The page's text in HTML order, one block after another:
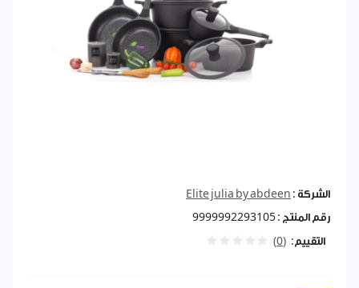
الشركة : Elite julia by abdeen
رقم المنتج : 9999992293105
التقييم: (0)